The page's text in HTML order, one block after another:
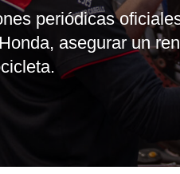
periódicas
asegurar un